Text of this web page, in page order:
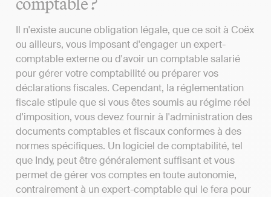
Il n'existe aucune obligation légale, que ce soit à Coëx
ou ailleurs, vous imposant d'engager un expert-
comptable externe ou d'avoir un comptable salarié
pour gérer votre comptabilité ou préparer vos
déclarations fiscales. Cependant, la réglementation
fiscale stipule que si vous êtes soumis au régime réel
d'imposition, vous devez fournir à l'administration des
documents comptables et fiscaux conformes à des
normes spécifiques. Un logiciel de comptabilité, tel
que Indy, peut être généralement suffisant et vous
permet de gérer vos comptes en toute autonomie,
contrairement à un expert-comptable qui le fera pour